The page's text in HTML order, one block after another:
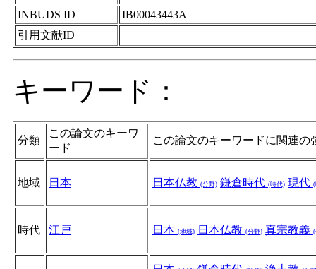
INBUDS ID
IB00043443A
引用文献ID
キーワード：
分類
この論文のキーワ
ード
この論文のキーワードに関連の
地域 日本 日本仏教 (分野) 鎌倉時代 (時代) 現代
時代 江戸 日本 (地域) 日本仏教 (分野) 真宗教義